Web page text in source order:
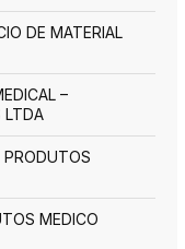
DE MATERIAL
–
LTDA
MEDICO